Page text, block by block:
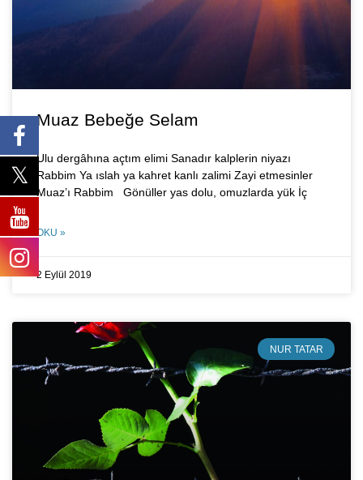
Muaz Bebeğe Selam
Ulu dergâhına açtım elimi Sanadır kalplerin niyazı
Rabbim Ya ıslah ya kahret kanlı zalimi Zayi etmesinler
Muaz’ı Rabbim Gönüller yas dolu, omuzlarda yük İç
OKU »
2 Eylül 2019
NUR TATAR